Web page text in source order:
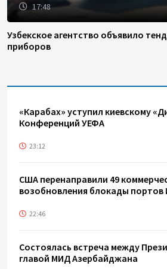
17:48
Узбекское агентство объявило
приборов
«Карабах» уступил киевскому
Конференций УЕФА
23:12
США перенаправили 49
возобновления блокады портов
22:46
Состоялась встреча между
главой МИД Азербайджана